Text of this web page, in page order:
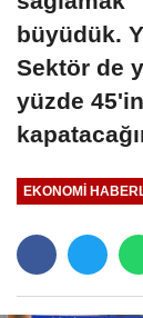
büyüdük.
Sektör de
yüzde
EKONOMI